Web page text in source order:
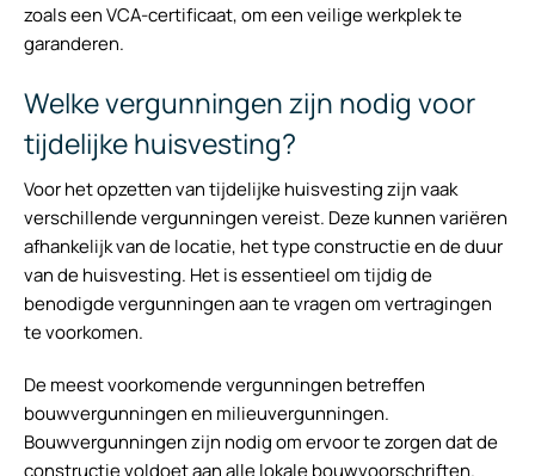
zoals een VCA-certificaat, om een veilige werkplek te
garanderen.
Welke vergunningen zijn nodig voor
tijdelijke huisvesting?
Voor het opzetten van tijdelijke huisvesting zijn vaak
verschillende vergunningen vereist. Deze kunnen variëren
afhankelijk van de locatie, het type constructie en de duur
van de huisvesting. Het is essentieel om tijdig de
benodigde vergunningen aan te vragen om vertragingen
te voorkomen.
De meest voorkomende vergunningen betreffen
bouwvergunningen en milieuvergunningen.
Bouwvergunningen zijn nodig om ervoor te zorgen dat de
constructie voldoet aan alle lokale bouwvoorschriften.